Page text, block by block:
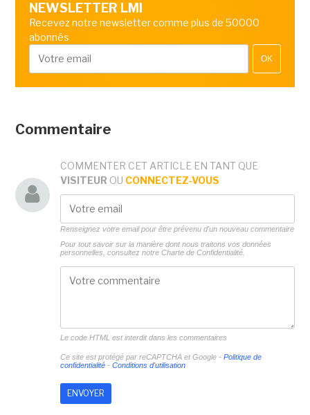
NEWSLETTER LMI
Recevez notre newsletter comme plus de 50000
abonnés
OK
Commentaire
COMMENTER CET ARTICLE EN TANT QUE
VISITEUR OU CONNECTEZ-VOUS
Renseignez votre email pour être prévenu d'un nouveau commentaire
Pour tout savoir sur la manière dont nous traitons vos données
personnelles, consultez notre Charte de Confidentialité.
Le code HTML est interdit dans les commentaires
Ce site est protégé par reCAPTCHA et Google - Politique de
confidentialité- Conditions d'utilisation